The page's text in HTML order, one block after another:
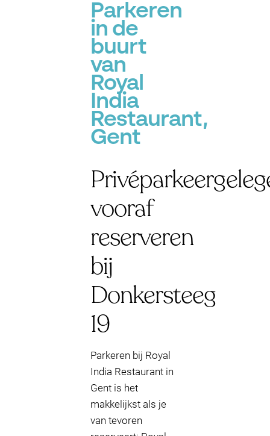
Parkeren
in de
buurt
van
Royal
India
Restaurant,
Gent
vooraf
reserveren
bij
Donkersteeg
19
Parkeren bij Royal
India Restaurant in
Gent is het
makkelijkst als je
van tevoren